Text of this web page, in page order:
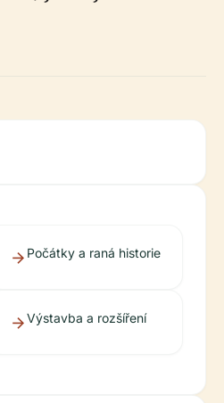
Počátky a raná historie
Výstavba a rozšíření